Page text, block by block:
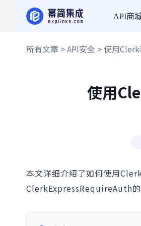
API商
所有文章 >API安全 > 使用
使用
本文详细介绍了如何使用
ClerkExpressRequireAuth的